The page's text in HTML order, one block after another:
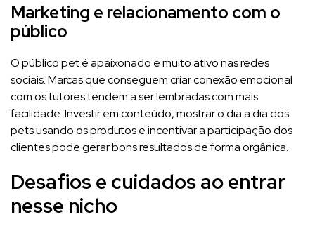
Marketing e relacionamento com o
público
O público pet é apaixonado e muito ativo nas redes
sociais. Marcas que conseguem criar conexão emocional
com os tutores tendem a ser lembradas com mais
facilidade. Investir em conteúdo, mostrar o dia a dia dos
pets usando os produtos e incentivar a participação dos
clientes pode gerar bons resultados de forma orgânica.
Desafios e cuidados ao entrar
nesse nicho